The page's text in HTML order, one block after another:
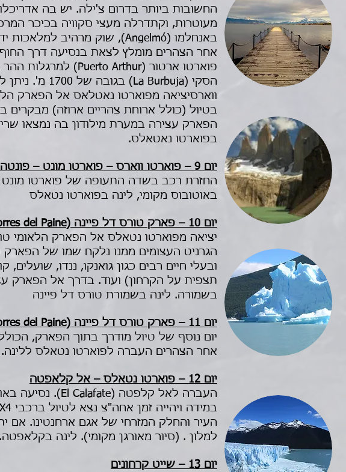
החשובות ביותר בדרום צ'ילה. יש בה
באנחלמו (Angelmó), שוק מרהיב למלאכות יד, וגם דגים ופירות-ים נהדרים.
ווארסיציאה מפוארטו נאטלאס אל הפארק
בטיול (כולל ארוחת צהריים ארוזה) מבקרים
בפוארטו נאטאלס.
יום 9 – פוארטו ווארס – פוארטו מונט – פונטה ארנס – פוארטו נטאלס
החזרת רכב בשדה התעופה של פוארטו מונט
באוטובוס מקומי, לינה בפוארטו נטאלס
יום 10 – פארק טורס דל פיינה (Torres del Paine)
יציאה מפוארטו נטאלס אל הפארק הלאומי
הגרניט העצומים ממנו נלקח שמו של הפארק
ובעלי חיים רבים כגון גואנקו, ננדו,
בשמורה. לינה בשמורת טורס דל פיינה
יום 11 – פארק טורס דל פיינה (Torres del Paine) - פוארטו נטאלס
יום נוסף של טיול מודרך בתוך הפארק,
אחר הצהרים העברה לפוארטו נטאלס
יום 12 – פוארטו נטאלס – אל קלאפטה
העברה לאל קלפטה (El Calafate). נסיעה באוטובוס מקומי.
העיר והחלק המזרחי של אגם ארחנטינו. אם
למלון . (סיור מאורגן מקומי). לינה בקלאפטה.
יום 13 – שייט קרחונים